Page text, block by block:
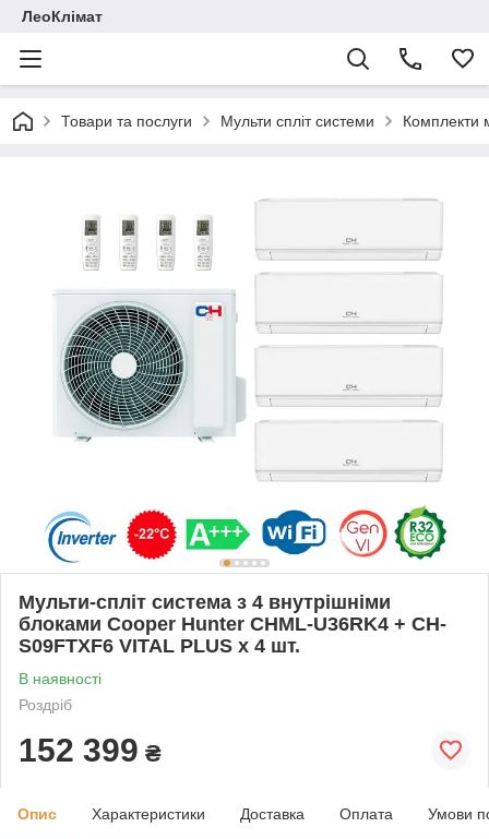
ЛеоКлімат
Товари та послуги Мульти спліт системи Комплекти
Мульти-спліт система з 4 внутрішніми
блоками Cooper Hunter CHML-U36RK4 + CH-
S09FTXF6 VITAL PLUS x 4 шт.
В наявності
Роздріб
152 399 ₴
Опис Характеристики Доставка Оплата Умови